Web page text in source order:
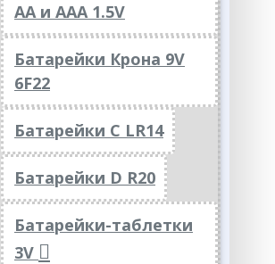
АА и ААА 1.5V
Батарейки Крона 9V
6F22
Батарейки C LR14
Батарейки D R20
Батарейки-таблетки
3V